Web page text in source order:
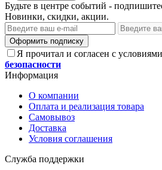
Будьте в центре событий -
Новинки, скидки, акции.
Оформить подписку
Я прочитал и согласен с условиями
безопасности
Информация
О компании
Оплата и реализация товара
Самовывоз
Доставка
Условия соглашения
Служба поддержки